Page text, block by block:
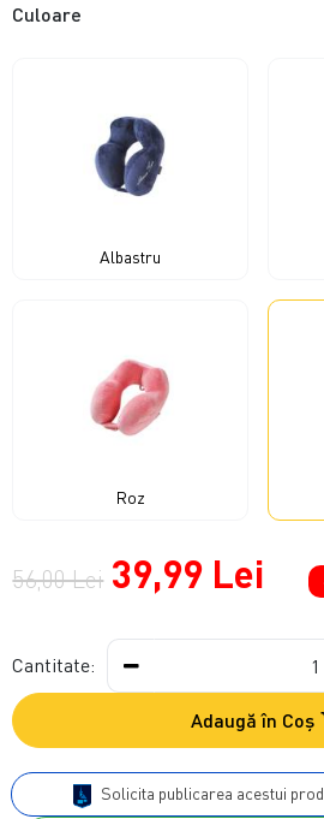
Culoare
Albastru
Roz
56,00 Lei 39,99 Lei
Cantitate:
Adaugă în Coş
Solicita publicarea acestui